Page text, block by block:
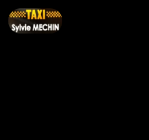
Panneau de gestion des cookies